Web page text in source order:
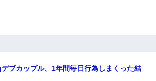
ブカップル、1年間毎日行為しまくった結